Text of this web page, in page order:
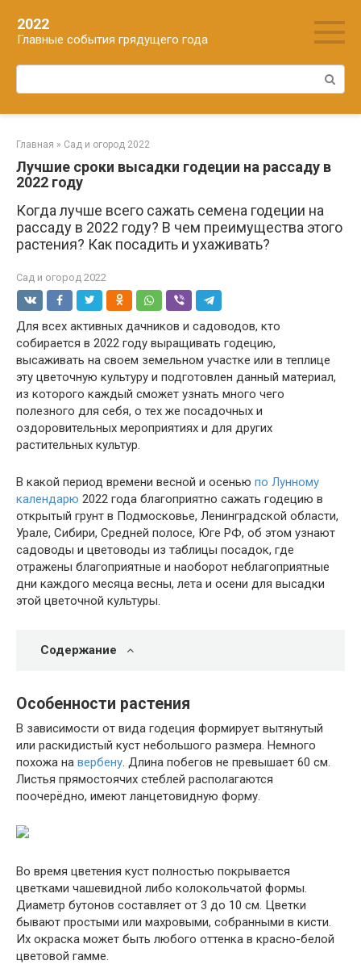
контенту
2022
Главные события грядущего года
Главная » Сад и огород 2022
Лучшие сроки высадки годеции на рассаду в
2022 году
Когда лучше всего сажать семена годеции на
рассаду в 2022 году? В чем преимущества этого
растения? Как посадить и ухаживать?
Сад и огород 2022
Для всех активных дачников и садоводов, кто
собирается в 2022 году выращивать годецию,
высаживать на своем земельном участке или в теплице
эту цветочную культуру и подготовлен данный материал,
из которого каждый сможет узнать много чего
полезного для себя, о тех же посадочных и
оздоровительных мероприятиях и для других
растительных культур.
В какой период времени весной и осенью по Лунному
календарю 2022 года благоприятно сажать годецию в
открытый грунт в Подмосковье, Ленинградской области,
Урале, Сибири, Средней полосе, Юге РФ, об этом узнают
садоводы и цветоводы из таблицы посадок, где
отражены благоприятные и наоборот неблагоприятные
дни каждого месяца весны, лета и осени для высадки
этой цветочной культуры.
Содержание
Особенности растения
В зависимости от вида годеция формирует вытянутый
или раскидистый куст небольшого размера. Немного
похожа на вербену. Длина побегов не превышает 60 см.
Листья прямостоячих стеблей располагаются
поочерёдно, имеют ланцетовидную форму.
Во время цветения куст полностью покрывается
цветками чашевидной либо колокольчатой формы.
Диаметр бутонов составляет от 3 до 10 см. Цветки
бывают простыми или махровыми, собранными в кисти.
Их окраска может быть любого оттенка в красно-белой
цветовой гамме.